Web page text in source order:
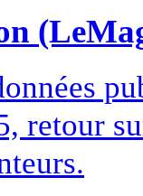
retour